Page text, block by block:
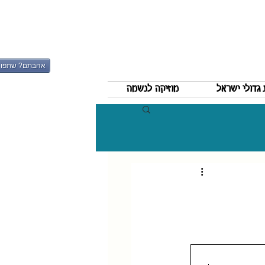
אהבתם? שתפו
גדולי ישראל מוזיקה לנשמה